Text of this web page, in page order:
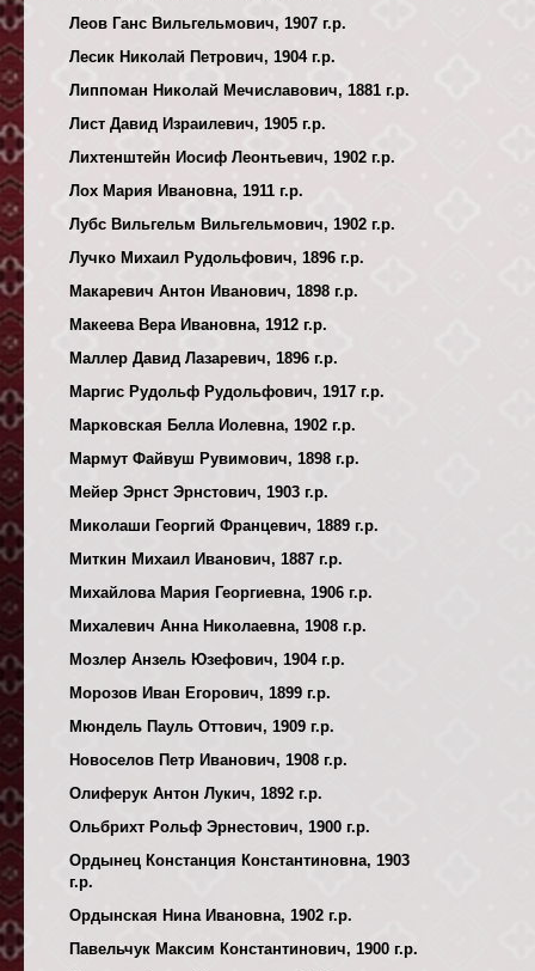
Леов Ганс Вильгельмович, 1907 г.р.
Лесик Николай Петрович, 1904 г.р.
Липпоман Николай Мечиславович, 1881 г.р.
Лист Давид Израилевич, 1905 г.р.
Лихтенштейн Иосиф Леонтьевич, 1902 г.р.
Лох Мария Ивановна, 1911 г.р.
Лубс Вильгельм Вильгельмович, 1902 г.р.
Лучко Михаил Рудольфович, 1896 г.р.
Макаревич Антон Иванович, 1898 г.р.
Макеева Вера Ивановна, 1912 г.р.
Маллер Давид Лазаревич, 1896 г.р.
Маргис Рудольф Рудольфович, 1917 г.р.
Марковская Белла Иолевна, 1902 г.р.
Мармут Файвуш Рувимович, 1898 г.р.
Мейер Эрнст Эрнстович, 1903 г.р.
Миколаши Георгий Францевич, 1889 г.р.
Миткин Михаил Иванович, 1887 г.р.
Михайлова Мария Георгиевна, 1906 г.р.
Михалевич Анна Николаевна, 1908 г.р.
Мозлер Анзель Юзефович, 1904 г.р.
Морозов Иван Егорович, 1899 г.р.
Мюндель Пауль Оттович, 1909 г.р.
Новоселов Петр Иванович, 1908 г.р.
Олиферук Антон Лукич, 1892 г.р.
Ольбрихт Рольф Эрнестович, 1900 г.р.
Ордынец Констанция Константиновна, 1903
г.р.
Ордынская Нина Ивановна, 1902 г.р.
Павельчук Максим Константинович, 1900 г.р.